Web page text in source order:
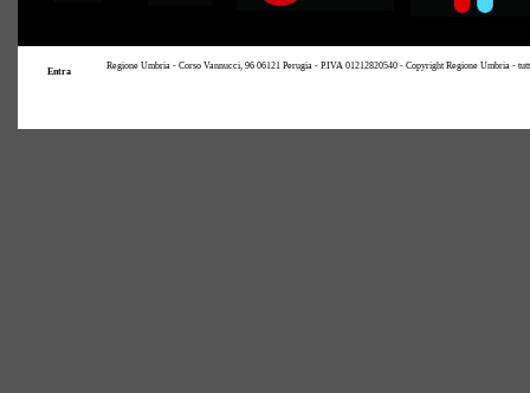
Entra
Regione Umbria - Corso Vannucci, 96 06121 Perugia - P.IVA 01212820540 - Copyright Regione Umbria -